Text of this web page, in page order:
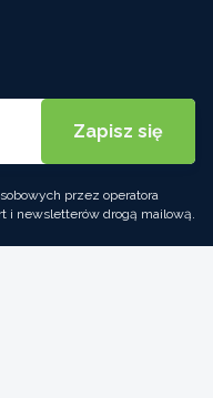
przez operatora
i newsletterów drogą mailową.